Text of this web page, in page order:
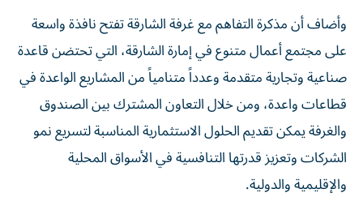
وأضاف أن مذكرة التفاهم مع غرفة الشارقة تفتح نافذة واسعة
على مجتمع أعمال متنوع في إمارة الشارقة، التي تحتضن قاعدة
صناعية وتجارية متقدمة وعدداً متنامياً من المشاريع الواعدة في
قطاعات واعدة، ومن خلال التعاون المشترك بين الصندوق
والغرفة يمكن تقديم الحلول الاستثمارية المناسبة لتسريع نمو
الشركات وتعزيز قدرتها التنافسية في الأسواق المحلية
والإقليمية والدولية.